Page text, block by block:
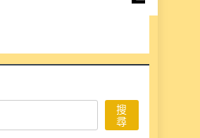
搜
尋